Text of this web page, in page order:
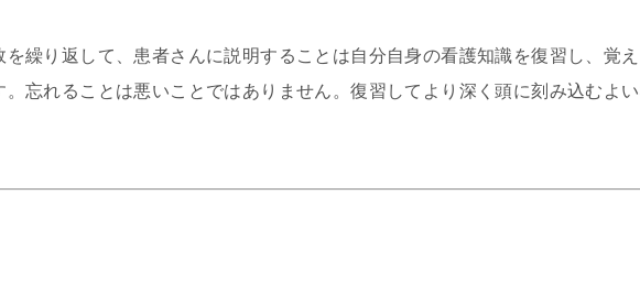
を繰り返して、患者さんに説明することは自分自身の看護知識を復習し、覚
。忘れることは悪いことではありません。復習してより深く頭に刻み込むよ